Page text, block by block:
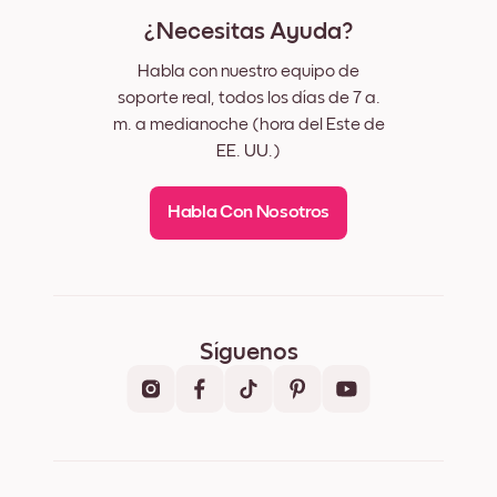
¿Necesitas Ayuda?
Habla con nuestro equipo de
soporte real, todos los días de 7 a.
m. a medianoche (hora del Este de
EE. UU.)
Habla Con Nosotros
Síguenos